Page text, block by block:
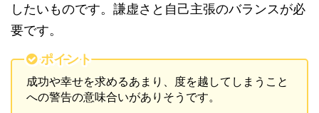
したいものです。謙虚さと自己主張のバランスが必
要です。
ポイント
成功や幸せを求めるあまり、度を越してしまうこと
への警告の意味合いがありそうです。